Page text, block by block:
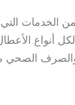
التي
أنواع
الصحي